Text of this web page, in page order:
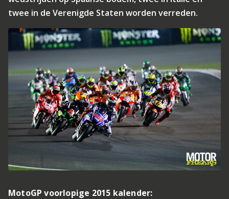
twee in de Verenigde Staten worden verreden.
MotoGP voorlopige 2015 kalender: